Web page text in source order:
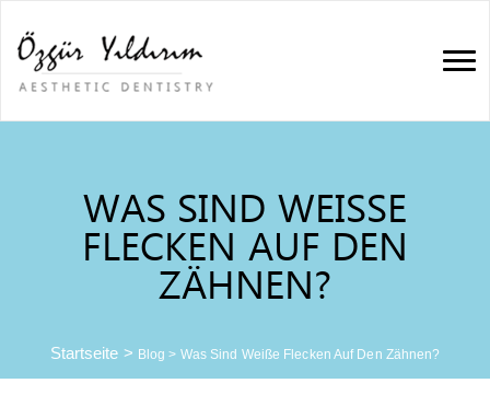
WAS SIND WEISSE F
LECKEN AUF DEN Z
ÄHNEN?
Startseite > Blog> Was Sind Weiße Flecken Auf Den Zähnen?